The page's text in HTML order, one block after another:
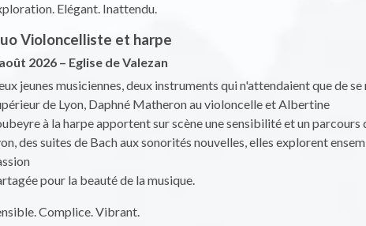
Elégant. Inattendu.
Violoncelliste et harpe
2026 – Eglise de Valezan
jeunes musiciennes, deux instruments qui n'attendaient que de
de Lyon, Daphné Matheron au violoncelle et Albertine
à la harpe apportent sur scène une sensibilité et un
des suites de Bach aux sonorités nouvelles, elles explorent
pour la beauté de la musique.
Complice. Vibrant.